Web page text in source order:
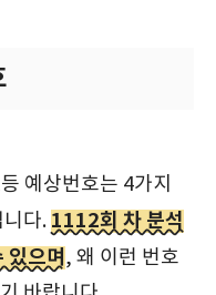
예상번호는 4가지
다. 1112회 차 분석
있으며 , 왜 이런 번호